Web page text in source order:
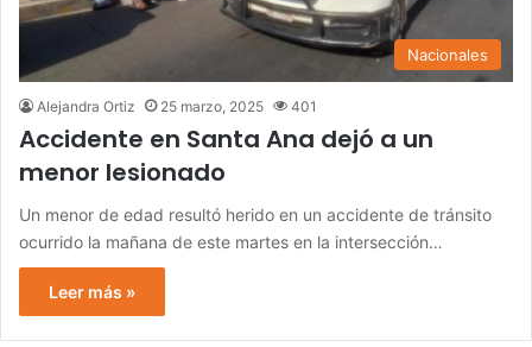
Nacionales
Alejandra Ortiz 25 marzo, 2025 401
Accidente en Santa Ana dejó a un
menor lesionado
Un menor de edad resultó herido en un accidente de tránsito
ocurrido la mañana de este martes en la intersección…
Leer más »